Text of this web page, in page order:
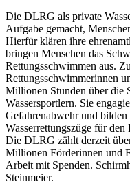
Die DLRG als private
Aufgabe gemacht,
Hierfür klären ihre
bringen Menschen das
Rettungsschwimmen aus.
Rettungsschwimmerinnen
Millionen Stunden über die
Wassersportlern. Sie
Gefahrenabwehr und
Wasserrettungszüge für
Die DLRG zählt derzeit
Millionen Förderinnen und
Arbeit mit Spenden.
Steinmeier.